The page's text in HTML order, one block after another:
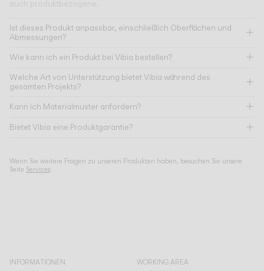
auch produktbezogene.
Ist dieses Produkt anpassbar, einschließlich Oberflächen und
Abmessungen?
Wie kann ich ein Produkt bei Vibia bestellen?
Welche Art von Unterstützung bietet Vibia während des
gesamten Projekts?
Kann ich Materialmuster anfordern?
Bietet Vibia eine Produktgarantie?
Wenn Sie weitere Fragen zu unseren Produkten haben, besuchen Sie unsere
Seite Services.
INFORMATIONEN WORKING AREA